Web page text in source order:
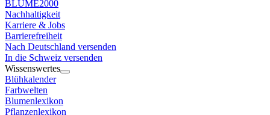
BLUME2000
Nachhaltigkeit
Karriere & Jobs
Barrierefreiheit
Nach Deutschland versenden
In die Schweiz versenden
Wissenswertes
Blühkalender
Farbwelten
Blumenlexikon
Pflanzenlexikon